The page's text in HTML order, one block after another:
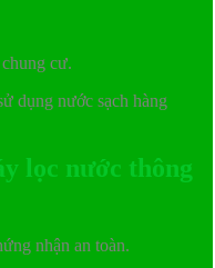
cư.
dụng nước sạch hàng
lọc nước thông
nhận an toàn.